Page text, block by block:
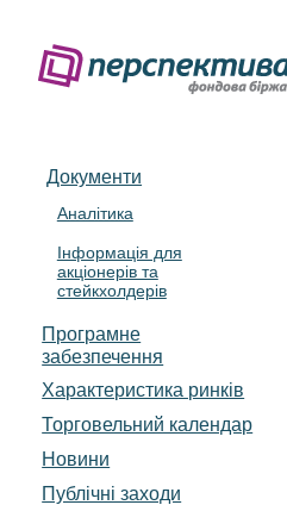
Документи
Аналітика
Інформація для
акціонерів та
стейкхолдерів
Програмне
забезпечення
Характеристика pинків
Торговельний календар
Новини
Публічні заходи